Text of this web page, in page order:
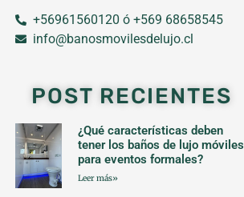
+56961560120 ó +569 68658545
info@banosmovilesdelujo.cl
POST RECIENTES
¿Qué características deben
tener los baños de lujo móviles
para eventos formales?
Leer más»